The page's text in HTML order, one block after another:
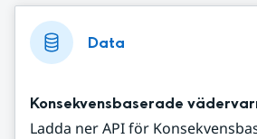
Data
Konsekvensbaserade
Ladda ner API för